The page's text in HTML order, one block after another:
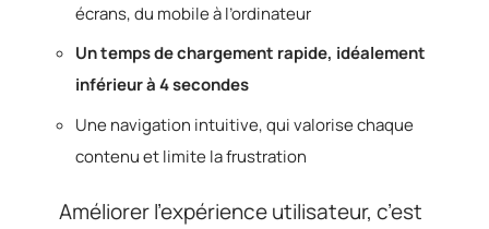
écrans, du mobile à l’ordinateur
Un temps de chargement rapide, idéalement
inférieur à 4 secondes
Une navigation intuitive, qui valorise chaque
contenu et limite la frustration
Améliorer l’expérience utilisateur, c’est